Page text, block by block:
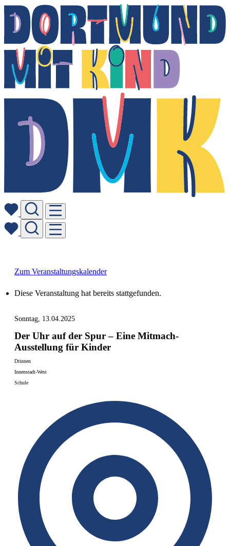
Zum Veranstaltungskalender
Diese Veranstaltung hat bereits stattgefunden.
Sonntag, 13.04.2025
Der Uhr auf der Spur – Eine Mitmach-
Ausstellung für Kinder
Drinnen
Innenstadt-West
Schule